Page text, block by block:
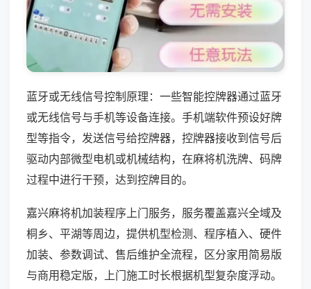
蓝牙或无线信号控制原理：一些智能控牌器通过蓝牙
或无线信号与手机等设备连接。手机端软件预设好牌
型等指令，发送信号给控牌器，控牌器接收到信号后
驱动内部微型电机或机械结构，在麻将机洗牌、码牌
过程中进行干预，达到控牌目的。
嘉兴麻将机加装程序上门服务，服务覆盖嘉兴全域及
桐乡、平湖等周边，提供机型检测、程序植入、硬件
加装、参数调试、售后维护全流程，区分家用简易版
与商用稳定版，上门施工时长根据机型复杂度浮动。